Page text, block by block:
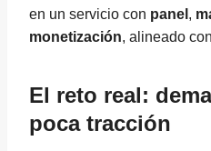
en un servicio con panel ,
monetización, alineado
El reto real:
poca tracción